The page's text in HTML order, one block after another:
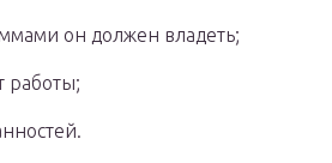
он должен владеть;
работы;